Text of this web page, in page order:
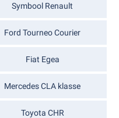
Symbool Renault
Ford Tourneo Courier
Fiat Egea
Mercedes CLA klasse
Toyota CHR